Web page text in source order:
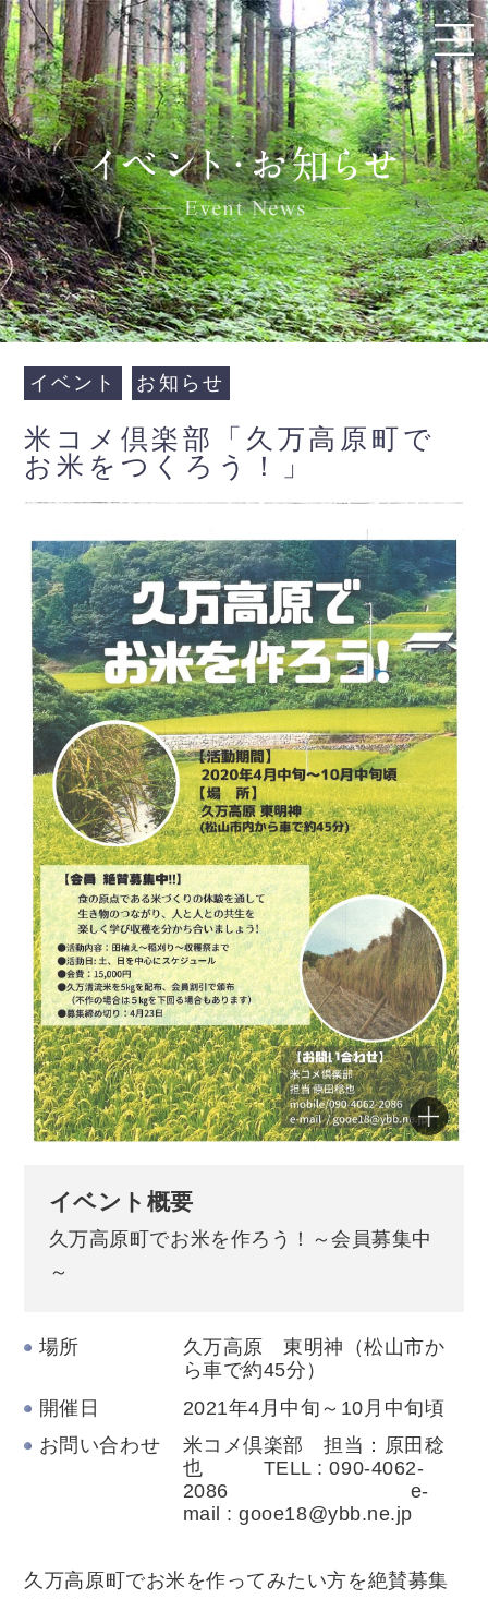
イベント お知らせ
米コメ倶楽部「久万高原町で
お米をつくろう！」
イベント概要
久万高原町でお米を作ろう！～会員募集中
～
場所
久万高原 東明神（松山市か
ら車で約45分）
開催日
2021年4月中旬～10月中旬頃
お問い合わせ
米コメ倶楽部 担当：原田稔
也 TELL : 090-4062-
2086 e-
mail : gooe18@ybb.ne.jp
久万高原町でお米を作ってみたい方を絶賛募集